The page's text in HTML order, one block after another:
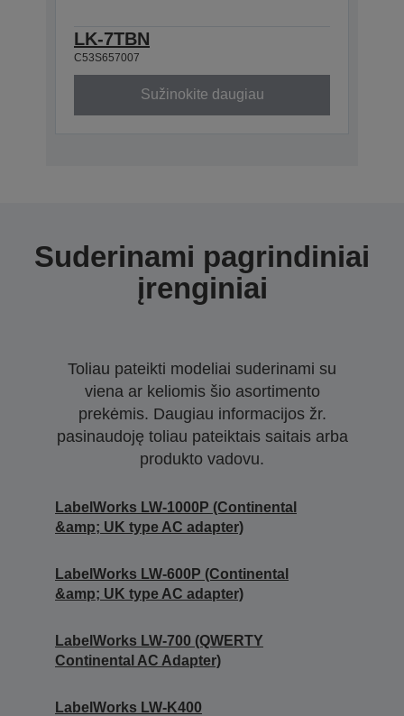
LK-7TBN
C53S657007
Sužinokite daugiau
Suderinami pagrindiniai
įrenginiai
Toliau pateikti modeliai suderinami su
viena ar keliomis šio asortimento
prekėmis. Daugiau informacijos žr.
pasinaudoję toliau pateiktais saitais arba
produkto vadovu.
LabelWorks LW-1000P (Continental
&amp; UK type AC adapter)
LabelWorks LW-600P (Continental
&amp; UK type AC adapter)
LabelWorks LW-700 (QWERTY
Continental AC Adapter)
LabelWorks LW-K400